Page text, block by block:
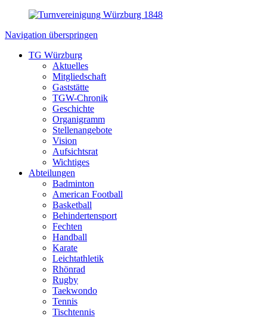
Navigation überspringen
TG Würzburg
Aktuelles
Mitgliedschaft
Gaststätte
TGW-Chronik
Geschichte
Organigramm
Stellenangebote
Vision
Aufsichtsrat
Wichtiges
Abteilungen
Badminton
American Football
Basketball
Behindertensport
Fechten
Handball
Karate
Leichtathletik
Rhönrad
Rugby
Taekwondo
Tennis
Tischtennis